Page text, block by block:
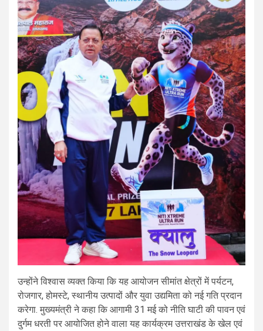
उन्होंने विश्वास व्यक्त किया कि यह आयोजन सीमांत क्षेत्रों में पर्यटन,
रोजगार, होमस्टे, स्थानीय उत्पादों और युवा उद्यमिता को नई गति प्रदान
करेगा. मुख्यमंत्री ने कहा कि आगामी 31 मई को नीति घाटी की पावन एवं
दुर्गम धरती पर आयोजित होने वाला यह कार्यक्रम उत्तराखंड के खेल एवं